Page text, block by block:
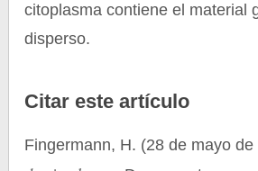
citoplasma contiene el material
disperso.
Citar este artículo
Fingermann, H. (28 de mayo de